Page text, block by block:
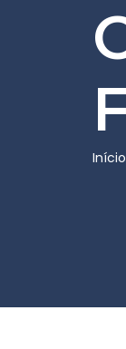
Início